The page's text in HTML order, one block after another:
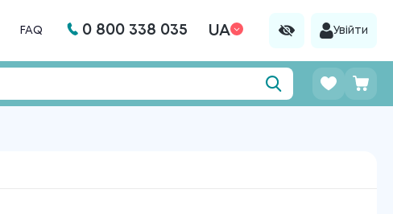
FAQ 0 800 338 035 UA Увійти